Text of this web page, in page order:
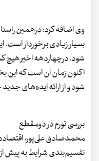
وی اضافه کرد: درهمین
بسیار زیادی برخوردار است.
شود. درچهاردهه اخیر هیچ
اکنون زمان آن است که
شود و از ارائه ایده‌های
بررسی تورم در دومقطع
محمدصادق علی‌پور،
تقسیم‌بندی شرایط به پیش